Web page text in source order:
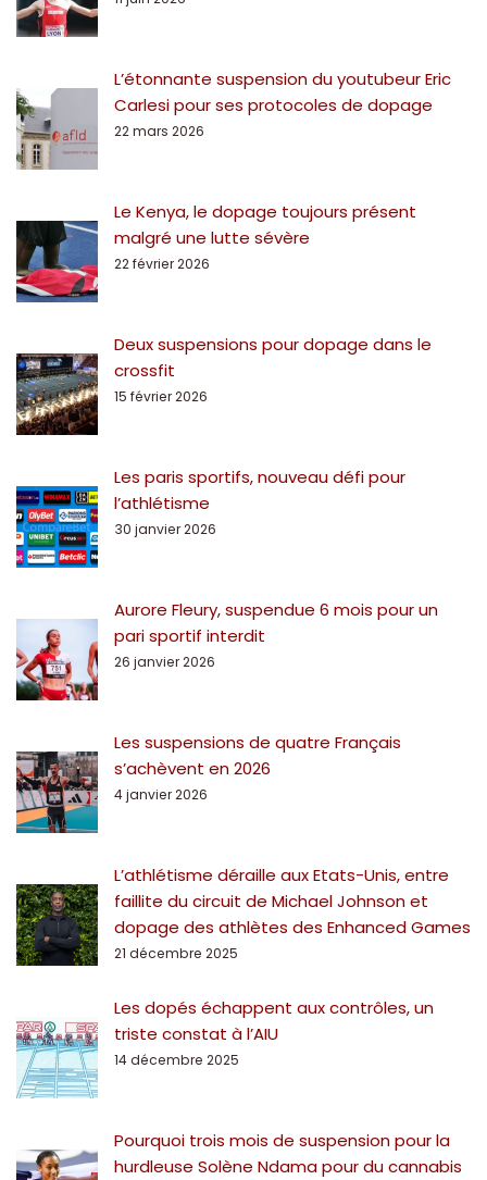
L’étonnante suspension du youtubeur Eric
Carlesi pour ses protocoles de dopage
22 mars 2026
Le Kenya, le dopage toujours présent
malgré une lutte sévère
22 février 2026
Deux suspensions pour dopage dans le
crossfit
15 février 2026
Les paris sportifs, nouveau défi pour
l’athlétisme
30 janvier 2026
Aurore Fleury, suspendue 6 mois pour un
pari sportif interdit
26 janvier 2026
Les suspensions de quatre Français
s’achèvent en 2026
4 janvier 2026
L’athlétisme déraille aux Etats-Unis, entre
faillite du circuit de Michael Johnson et
dopage des athlètes des Enhanced Games
21 décembre 2025
Les dopés échappent aux contrôles, un
triste constat à l’AIU
14 décembre 2025
Pourquoi trois mois de suspension pour la
hurdleuse Solène Ndama pour du cannabis